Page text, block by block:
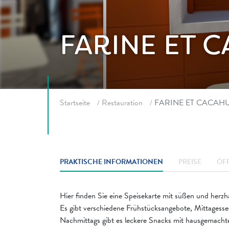
FARINE ET
Startseite Restauration FARINE ET
PRAKTISCHE INFORMATIONEN PREISE
Hier finden Sie eine Speisekarte mit süßen und
Es gibt verschiedene Frühstücksangebote,
Nachmittags gibt es leckere Snacks mit